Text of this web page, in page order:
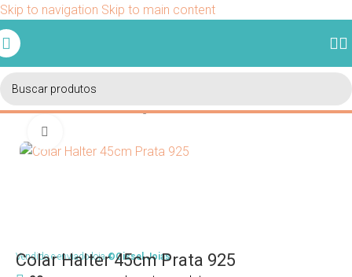
Skip to navigation Skip to main content
Início/Colares/Colar com Pingente
Vendido e enviado loja©Gissel Joias
Colar Halter 45cm Prata 925